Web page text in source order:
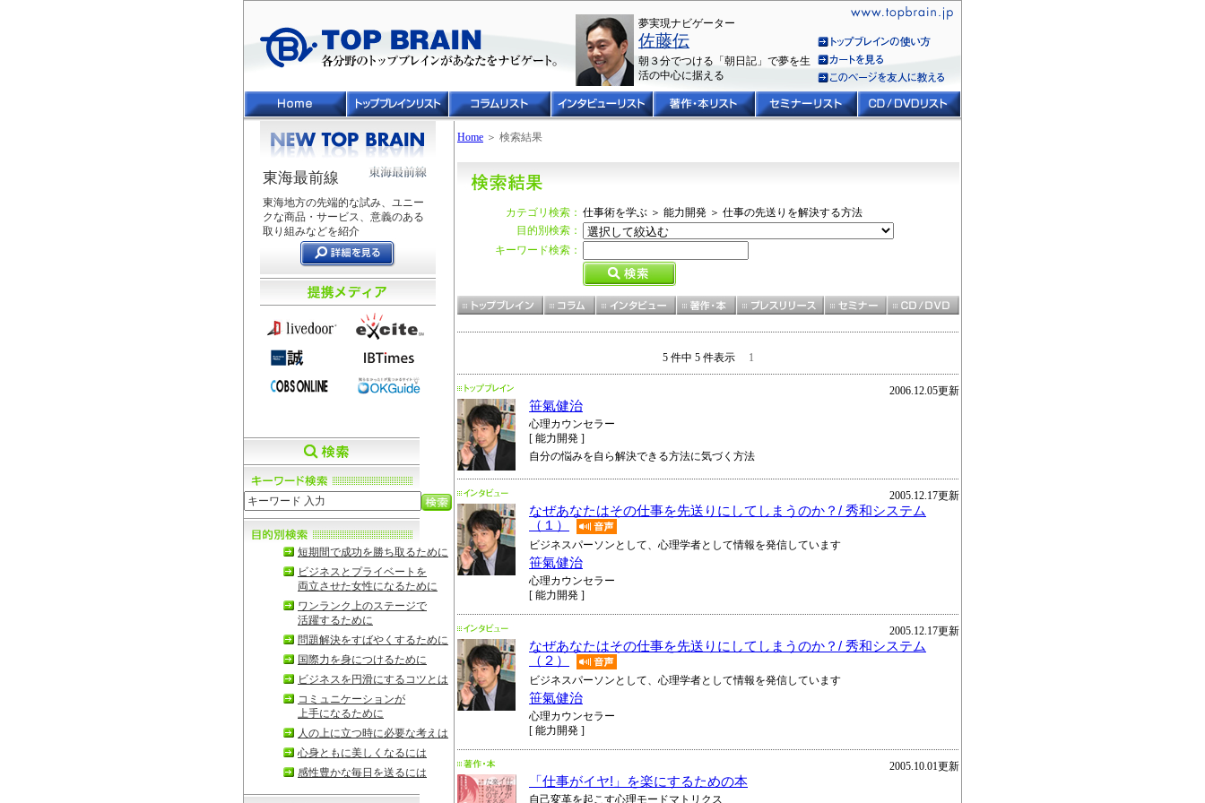
夢実現ナビゲーター
佐藤伝
朝３分でつける「朝日記」で夢を生
活の中心に据える
東海最前線
東海地方の先端的な試み、ユニー
クな商品・サービス、意義のある
取り組みなどを紹介
短期間で成功を勝ち取るために
ビジネスとプライベートを
両立させた女性になるために
ワンランク上のステージで
活躍するために
問題解決をすばやくするために
国際力を身につけるために
ビジネスを円滑にするコツとは
コミュニケーションが
上手になるために
人の上に立つ時に必要な考えは
心身ともに美しくなるには
感性豊かな毎日を送るには
Home ＞ 検索結果
カテゴリ検索： 仕事術を学ぶ ＞ 能力開発 ＞ 仕事の先送りを解決する方法
目的別検索：
キーワード検索：
5 件中 5 件表示 1
2006.12.05更新
笹氣健治
心理カウンセラー
[ 能力開発 ]
自分の悩みを自ら解決できる方法に気づく方法
2005.12.17更新
なぜあなたはその仕事を先送りにしてしまうのか？/ 秀和システム
（１）
ビジネスパーソンとして、心理学者として情報を発信しています
笹氣健治
心理カウンセラー
[ 能力開発 ]
2005.12.17更新
なぜあなたはその仕事を先送りにしてしまうのか？/ 秀和システム
（２）
ビジネスパーソンとして、心理学者として情報を発信しています
笹氣健治
心理カウンセラー
[ 能力開発 ]
2005.10.01更新
「仕事がイヤ!」を楽にするための本
自己変革を起こす心理モードマトリクス